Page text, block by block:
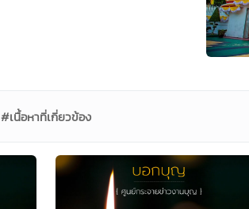
#เนื้อหาที่เกี่ยวข้อง